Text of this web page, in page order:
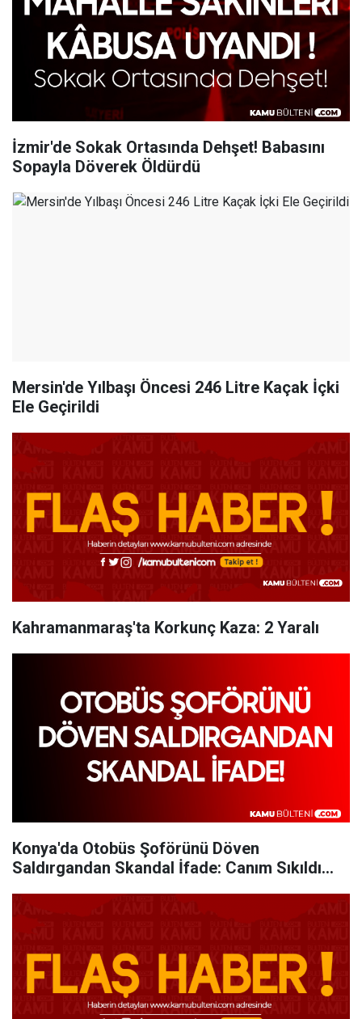
İzmir'de Sokak Ortasında Dehşet! Babasını
Sopayla Döverek Öldürdü
Mersin'de Yılbaşı Öncesi 246 Litre Kaçak İçki
Ele Geçirildi
Kahramanmaraş'ta Korkunç Kaza: 2 Yaralı
Konya'da Otobüs Şoförünü Döven
Saldırgandan Skandal İfade: Canım Sıkıldı...